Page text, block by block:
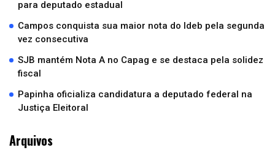
para deputado estadual
Campos conquista sua maior nota do Ideb pela segunda
vez consecutiva
SJB mantém Nota A no Capag e se destaca pela solidez
fiscal
Papinha oficializa candidatura a deputado federal na
Justiça Eleitoral
Arquivos